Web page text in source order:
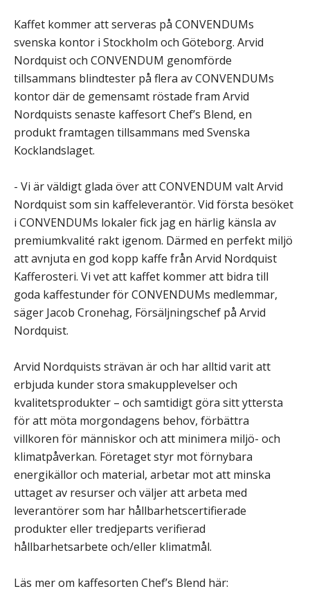
Kaffet kommer att serveras på CONVENDUMs
svenska kontor i Stockholm och Göteborg. Arvid
Nordquist och CONVENDUM genomförde
tillsammans blindtester på flera av CONVENDUMs
kontor där de gemensamt röstade fram Arvid
Nordquists senaste kaffesort Chef’s Blend, en
produkt framtagen tillsammans med Svenska
Kocklandslaget.
- Vi är väldigt glada över att CONVENDUM valt Arvid
Nordquist som sin kaffeleverantör. Vid första besöket
i CONVENDUMs lokaler fick jag en härlig känsla av
premiumkvalité rakt igenom. Därmed en perfekt miljö
att avnjuta en god kopp kaffe från Arvid Nordquist
Kafferosteri. Vi vet att kaffet kommer att bidra till
goda kaffestunder för CONVENDUMs medlemmar,
säger Jacob Cronehag, Försäljningschef på Arvid
Nordquist.
Arvid Nordquists strävan är och har alltid varit att
erbjuda kunder stora smakupplevelser och
kvalitetsprodukter – och samtidigt göra sitt yttersta
för att möta morgondagens behov, förbättra
villkoren för människor och att minimera miljö- och
klimatpåverkan. Företaget styr mot förnybara
energikällor och material, arbetar mot att minska
uttaget av resurser och väljer att arbeta med
leverantörer som har hållbarhetscertifierade
produkter eller tredjeparts verifierad
hållbarhetsarbete och/eller klimatmål.
Läs mer om kaffesorten Chef’s Blend här: